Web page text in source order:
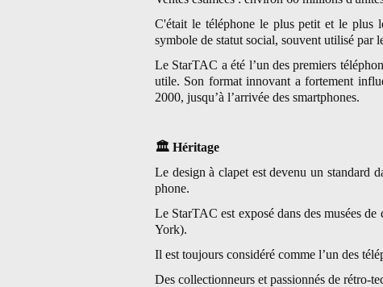
C'était le téléphone le plus petit et le plus
symbole de statut social, souvent utilisé par
Le StarTAC a été l’un des premiers
utile. Son format innovant a fortement
2000, jusqu’à l’arrivée des smartphones.
🏛 ️ Héritage
Le design à clapet est devenu un standard
phone.
Le StarTAC est exposé dans des musées
York).
Il est toujours considéré comme l’un des
Des collectionneurs et passionnés de rétro-